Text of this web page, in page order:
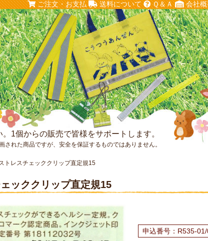
ご注文・お支払 送料について Ｑ＆Ａ 会社概
1個からの販売で皆様をサポートします。
れた商品ですが、安全を保証するものではありません。
トレスチェッククリップ直定規15
ッククリップ直定規15
申込番号：R535-